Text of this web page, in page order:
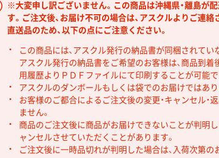
※大変申し訳ございません。この商品は沖縄県・離島が
す。ご注文後、お届け不可の場合は、アスクルよりご連絡
直送品のため、以下の点にご注意ください。
この商品には、アスクル発行の納品書が同梱されてい
アスクル発行の納品書をご希望のお客様は、商品到着
用履歴よりＰＤＦファイルにて印刷することが可能で
アスクルのダンボールもしくは袋でのお届けではあり
お客様のご都合によるご注文後の変更・キャンセル・
ません。
商品のご注文後に商品がお届けできないことが判明し
ャンセルさせていただくことがあります。
ご注文後に一時品切れが判明した場合は、入荷次第の